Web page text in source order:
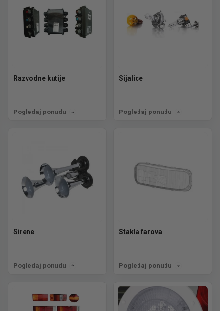
Razvodne kutije
Pogledaj ponudu
Sijalice
Pogledaj ponudu
Sirene
Pogledaj ponudu
Stakla farova
Pogledaj ponudu